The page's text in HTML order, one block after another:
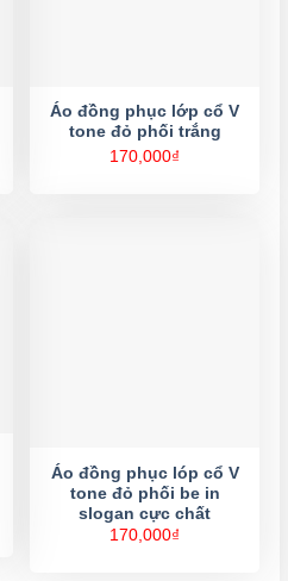
Áo đồng phục lớp cổ V
tone đỏ phối trắng
170,000₫
Áo đồng phục lóp cổ V
tone đỏ phối be in
slogan cực chất
170,000₫